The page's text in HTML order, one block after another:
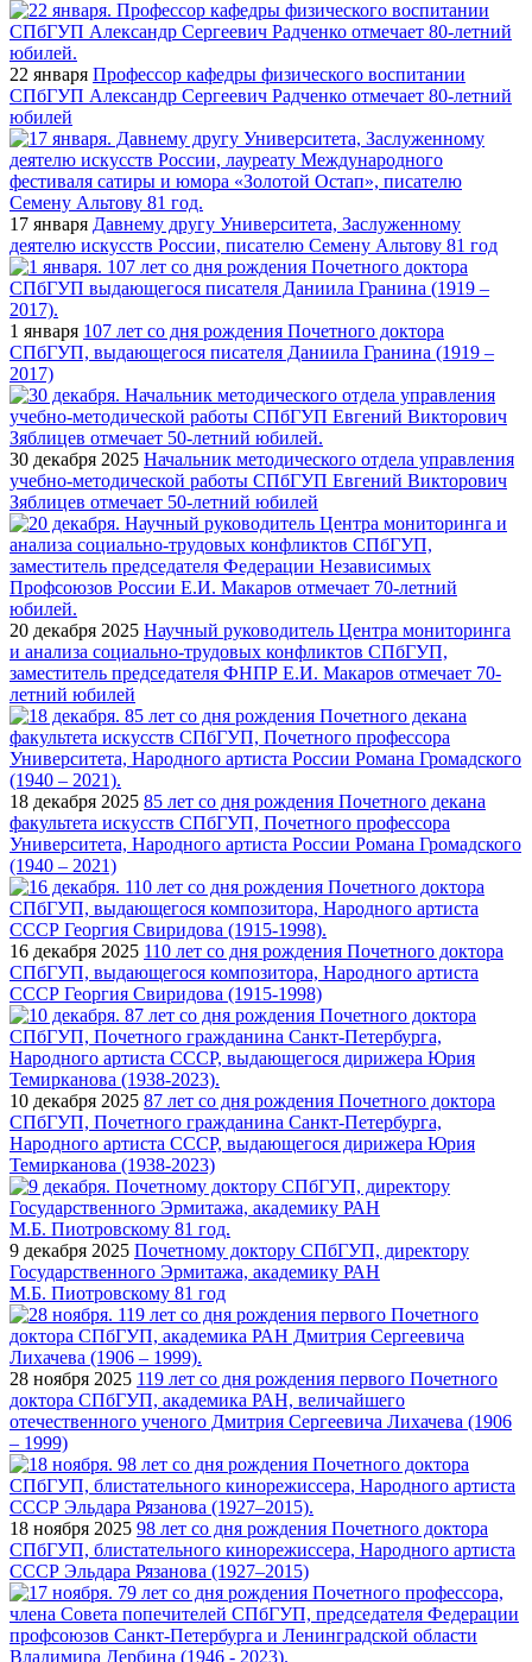
22 января Профессор кафедры физического воспитании
СПбГУП Александр Сергеевич Радченко отмечает 80-летний
юбилей
17 января Давнему другу Университета, Заслуженному
деятелю искусств России, писателю Семену Альтову 81 год
1 января 107 лет со дня рождения Почетного доктора
СПбГУП, выдающегося писателя Даниила Гранина (1919 –
2017)
30 декабря 2025 Начальник методического отдела управления
учебно-методической работы СПбГУП Евгений Викторович
Зяблицев отмечает 50-летний юбилей
20 декабря 2025 Научный руководитель Центра мониторинга
и анализа социально-трудовых конфликтов СПбГУП,
заместитель председателя ФНПР Е.И. Макаров отмечает 70-
летний юбилей
18 декабря 2025 85 лет со дня рождения Почетного декана
факультета искусств СПбГУП, Почетного профессора
Университета, Народного артиста России Романа Громадского
(1940 – 2021)
16 декабря 2025 110 лет со дня рождения Почетного доктора
СПбГУП, выдающегося композитора, Народного артиста
СССР Георгия Свиридова (1915-1998)
10 декабря 2025 87 лет со дня рождения Почетного доктора
СПбГУП, Почетного гражданина Санкт-Петербурга,
Народного артиста СССР, выдающегося дирижера Юрия
Темирканова (1938-2023)
9 декабря 2025 Почетному доктору СПбГУП, директору
Государственного Эрмитажа, академику РАН
М.Б. Пиотровскому 81 год
28 ноября 2025 119 лет со дня рождения первого Почетного
доктора СПбГУП, академика РАН, величайшего
отечественного ученого Дмитрия Сергеевича Лихачева (1906
– 1999)
18 ноября 2025 98 лет со дня рождения Почетного доктора
СПбГУП, блистательного кинорежиссера, Народного артиста
СССР Эльдара Рязанова (1927–2015)